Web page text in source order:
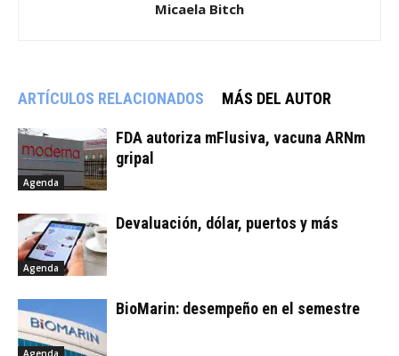
Micaela Bitch
ARTÍCULOS RELACIONADOS MÁS DEL AUTOR
Agenda
FDA autoriza mFlusiva, vacuna ARNm
gripal
Agenda
Devaluación, dólar, puertos y más
BioMarin: desempeño en el semestre